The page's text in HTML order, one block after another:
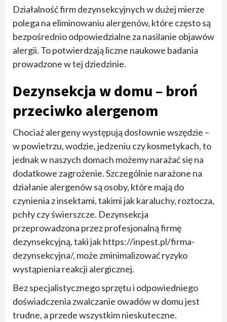
Działalność firm dezynsekcyjnych w dużej mierze
polega na eliminowaniu alergenów, które często są
bezpośrednio odpowiedzialne za nasilanie objawów
alergii. To potwierdzają liczne naukowe badania
prowadzone w tej dziedzinie.
Dezynsekcja w domu – broń
przeciwko alergenom
Chociaż alergeny występują dosłownie wszędzie –
w powietrzu, wodzie, jedzeniu czy kosmetykach, to
jednak w naszych domach możemy narażać się na
dodatkowe zagrożenie. Szczególnie narażone na
działanie alergenów są osoby, które mają do
czynienia z insektami, takimi jak karaluchy, roztocza,
pchły czy świerszcze. Dezynsekcja
przeprowadzona przez profesjonalną firmę
dezynsekcyjną, taki jak https://inpest.pl/firma-
dezynsekcyjna/, może zminimalizować ryzyko
wystąpienia reakcji alergicznej.
Bez specjalistycznego sprzętu i odpowiedniego
doświadczenia zwalczanie owadów w domu jest
trudne, a przede wszystkim nieskuteczne.